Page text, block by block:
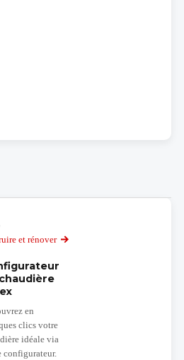
et rénover
en
clics votre
idéale via
configurateur.